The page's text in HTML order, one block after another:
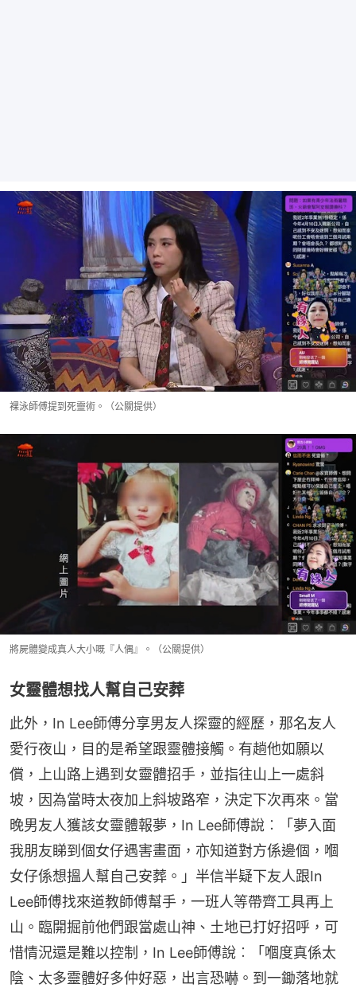
裸泳師傅提到死靈術。（公關提供）
將屍體變成真人大小嘅『人偶』。（公關提供）
女靈體想找人幫自己安葬
此外，In Lee師傅分享男友人探靈的經歷，那名友人
愛行夜山，目的是希望跟靈體接觸。有趟他如願以
償，上山路上遇到女靈體招手，並指往山上一處斜
坡，因為當時太夜加上斜坡路窄，決定下次再來。當
晚男友人獲該女靈體報夢，In Lee師傅說︰「夢入面
我朋友睇到個女仔遇害畫面，亦知道對方係邊個，嗰
女仔係想搵人幫自己安葬。」半信半疑下友人跟In
Lee師傅找來道教師傅幫手，一班人等帶齊工具再上
山。臨開掘前他們跟當處山神、土地已打好招呼，可
惜情況還是難以控制，In Lee師傅說︰「嗰度真係太
陰、太多靈體好多仲好惡，出言恐嚇。到一鋤落地就